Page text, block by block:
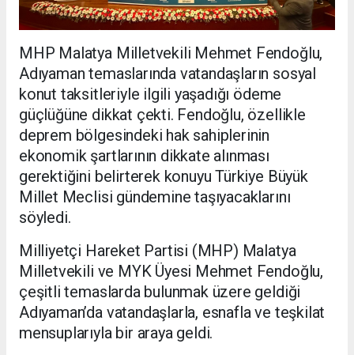
MHP Malatya Milletvekili Mehmet Fendoğlu,
Adıyaman temaslarında vatandaşların sosyal
konut taksitleriyle ilgili yaşadığı ödeme
güçlüğüne dikkat çekti. Fendoğlu, özellikle
deprem bölgesindeki hak sahiplerinin
ekonomik şartlarının dikkate alınması
gerektiğini belirterek konuyu Türkiye Büyük
Millet Meclisi gündemine taşıyacaklarını
söyledi.
Milliyetçi Hareket Partisi (MHP) Malatya
Milletvekili ve MYK Üyesi Mehmet Fendoğlu,
çeşitli temaslarda bulunmak üzere geldiği
Adıyaman’da vatandaşlarla, esnafla ve teşkilat
mensuplarıyla bir araya geldi.